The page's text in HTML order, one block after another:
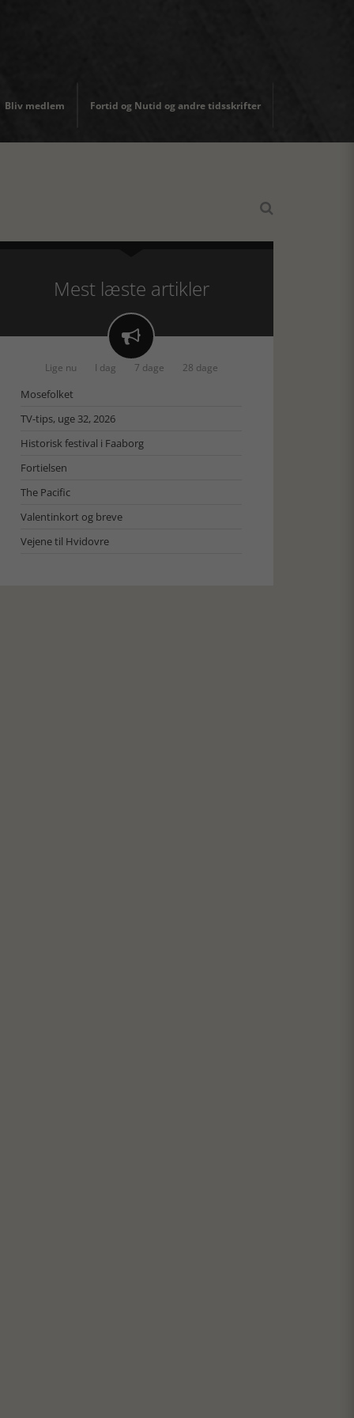
Bliv medlem Fortid og Nutid og andre tidsskrifter

Mest læste artikler

Lige nu I dag 7 dage 28 dage
Mosefolket
TV-tips, uge 32, 2026
Historisk festival i Faaborg
Fortielsen
The Pacific
Valentinkort og breve
Vejene til Hvidovre